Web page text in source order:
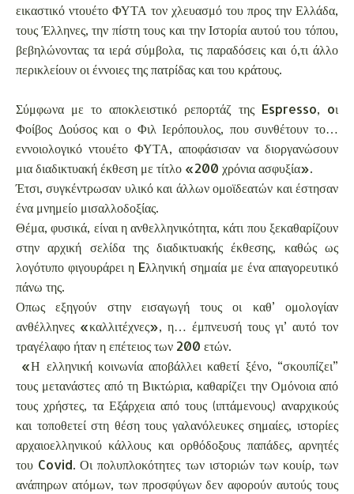
εικαστικό ντουέτο ΦΥΤΑ τον χλευασμό του προς την Ελλάδα,
τους Έλληνες, την πίστη τους και την Ιστορία αυτού του τόπου,
βεβηλώνοντας τα ιερά σύμβολα, τις παραδόσεις και ό,τι άλλο
περικλείουν οι έννοιες της πατρίδας και του κράτους.
Σύμφωνα με το αποκλειστικό ρεπορτάζ της Espresso, oι
Φοίβος Δούσος και ο Φιλ Ιερόπουλος, που συνθέτουν το…
εννοιολογικό ντουέτο ΦΥΤΑ, αποφάσισαν να διοργανώσουν
μια διαδικτυακή έκθεση με τίτλο «200 χρόνια ασφυξία».
Έτσι, συγκέντρωσαν υλικό και άλλων ομοϊδεατών και έστησαν
ένα μνημείο μισαλλοδοξίας.
Θέμα, φυσικά, είναι η ανθελληνικότητα, κάτι που ξεκαθαρίζουν
στην αρχική σελίδα της διαδικτυακής έκθεσης, καθώς ως
λογότυπο φιγουράρει η Eλληνική σημαία με ένα απαγορευτικό
πάνω της.
Οπως εξηγούν στην εισαγωγή τους οι καθ’ ομολογίαν
ανθέλληνες «καλλιτέχνες», η… έμπνευσή τους γι’ αυτό τον
τραγέλαφο ήταν η επέτειος των 200 ετών.
«Η ελληνική κοινωνία αποβάλλει καθετί ξένο, “σκουπίζει”
τους μετανάστες από τη Βικτώρια, καθαρίζει την Ομόνοια από
τους χρήστες, τα Εξάρχεια από τους (ιπτάμενους) αναρχικούς
και τοποθετεί στη θέση τους γαλανόλευκες σημαίες, ιστορίες
αρχαιοελληνικού κάλλους και ορθόδοξους παπάδες, αρνητές
του Covid. Οι πολυπλοκότητες των ιστοριών των κουίρ, των
ανάπηρων ατόμων, των προσφύγων δεν αφορούν αυτούς τους